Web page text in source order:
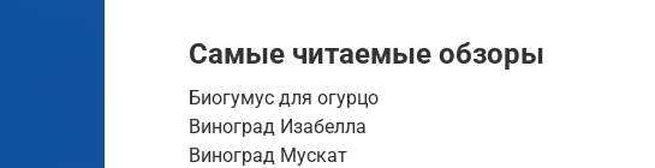
Самые читаемые обзоры
Биогумус для огурцо
Виноград Изабелла
Виноград Мускат